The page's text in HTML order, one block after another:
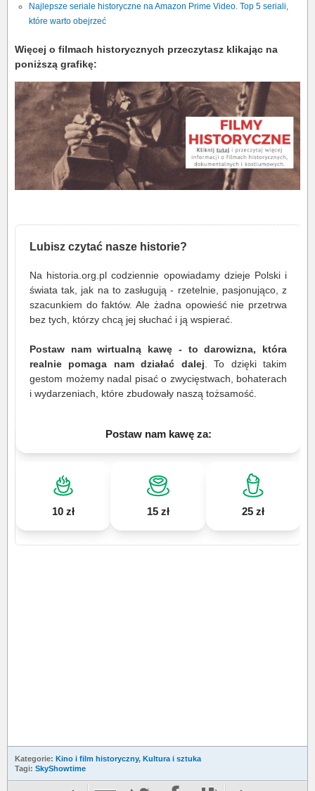
Najlepsze seriale historyczne na Amazon Prime Video. Top 5 seriali,
które warto obejrzeć
Więcej o filmach historycznych przeczytasz klikając na
poniższą grafikę:
Lubisz czytać nasze historie?
Na historia.org.pl codziennie opowiadamy dzieje Polski i
świata tak, jak na to zasługują - rzetelnie, pasjonująco, z
szacunkiem do faktów. Ale żadna opowieść nie przetrwa
bez tych, którzy chcą jej słuchać i ją wspierać.
Postaw nam wirtualną kawę - to darowizna, która
realnie pomaga nam działać dalej . To dzięki takim
gestom możemy nadal pisać o zwycięstwach, bohaterach
i wydarzeniach, które zbudowały naszą tożsamość.
Postaw nam kawę za:
10 zł 15 zł 25 zł
Kategorie: Kino i film historyczny, Kultura i sztuka
Tagi: SkyShowtime